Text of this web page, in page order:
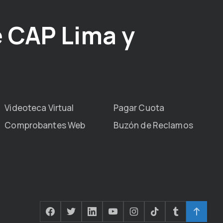
Lima y
Videoteca Virtual
Pagar Cuota
Comprobantes Web
Buzón de Reclamos